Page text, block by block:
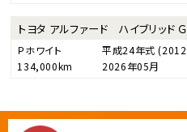
トヨタ アルファード ハイブリッド
Ｐホワイト 平成24年式
134,000km
2026年05月